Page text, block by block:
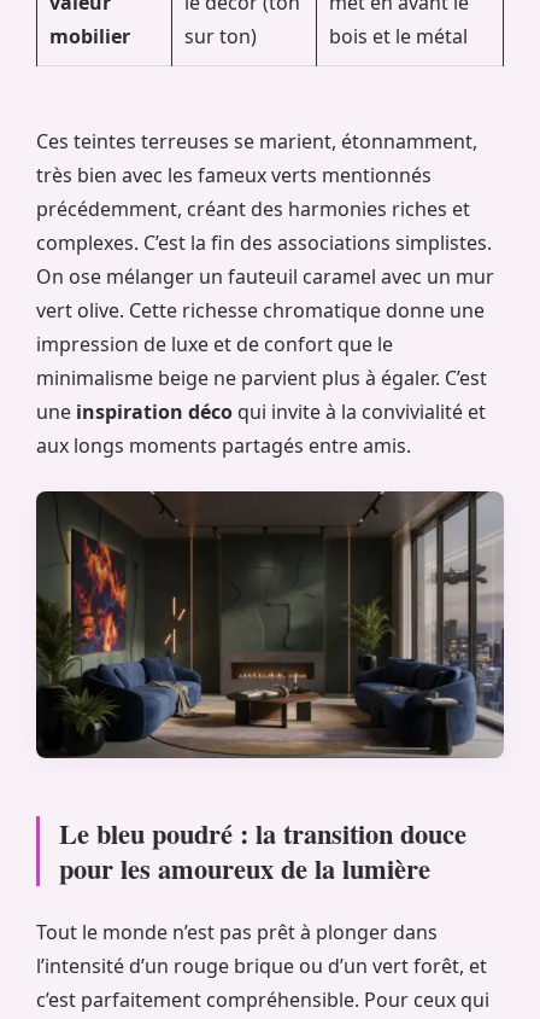
mobilier
sur ton)
bois et le métal
Ces teintes terreuses se marient, étonnamment,
très bien avec les fameux verts mentionnés
précédemment, créant des harmonies riches et
complexes. C’est la fin des associations simplistes.
On ose mélanger un fauteuil caramel avec un mur
vert olive. Cette richesse chromatique donne une
impression de luxe et de confort que le
minimalisme beige ne parvient plus à égaler. C’est
une inspiration déco qui invite à la convivialité et
aux longs moments partagés entre amis.
Le bleu poudré : la transition douce
pour les amoureux de la lumière
Tout le monde n’est pas prêt à plonger dans
l’intensité d’un rouge brique ou d’un vert forêt, et
c’est parfaitement compréhensible. Pour ceux qui